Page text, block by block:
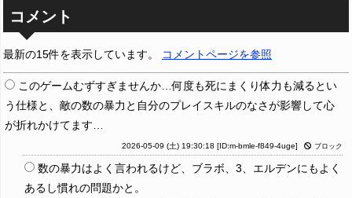
コメント
最新の15件を表示しています。 コメントページを参照
このゲームむずすぎませんか…何度も死にまくり体力も減るとい
う仕様と、敵の数の暴力と自分のプレイスキルのなさが影響して心
が折れかけてます…
2026-05-09 (土) 19:30:18 [ID:m-bmle-f849-4uge] ブロック
数の暴力はよく言われるけど、ブラボ、3、エルデンにもよく
あるし慣れの問題かと。